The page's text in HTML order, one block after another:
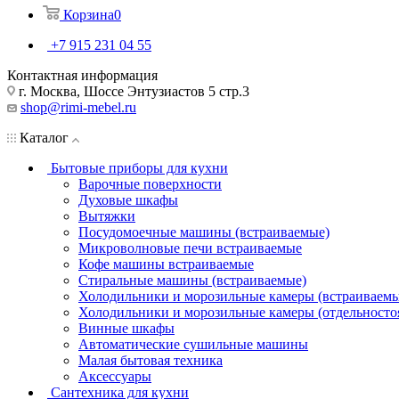
Корзина0
+7 915 231 04 55
Контактная информация
г. Москва, Шоссе Энтузиастов 5 стр.3
shop@rimi-mebel.ru
Каталог
Бытовые приборы для кухни
Варочные поверхности
Духовые шкафы
Вытяжки
Посудомоечные машины (встраиваемые)
Микроволновые печи встраиваемые
Кофе машины встраиваемые
Стиральные машины (встраиваемые)
Холодильники и морозильные камеры
Холодильники и морозильные камеры
Винные шкафы
Автоматические сушильные машины
Малая бытовая техника
Аксессуары
Сантехника для кухни